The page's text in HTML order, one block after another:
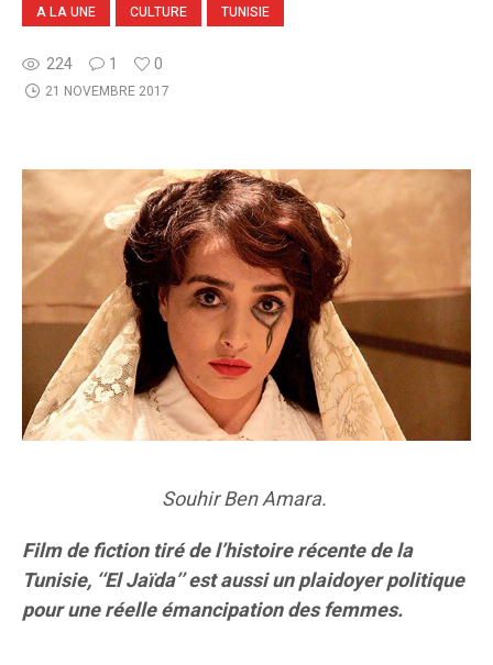
A LA UNE CULTURE TUNISIE
224 1 0
21 NOVEMBRE 2017
Souhir Ben Amara.
Film de fiction tiré de l’histoire récente de la
Tunisie, ‘‘El Jaïda’’ est aussi un plaidoyer politique
pour une réelle émancipation des femmes.